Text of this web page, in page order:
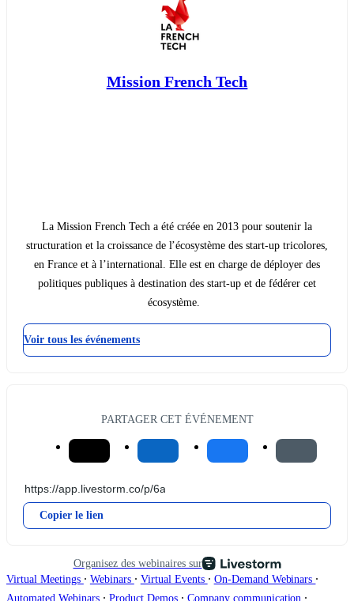
Mission French Tech
La Mission French Tech a été créée en 2013 pour soutenir la
structuration et la croissance de l’écosystème des start-up tricolores,
en France et à l’international. Elle est en charge de déployer des
politiques publiques à destination des start-up et de fédérer cet
écosystème.
Voir tous les événements
PARTAGER CET ÉVÉNEMENT
Copier le lien
Organisez des webinaires sur
Virtual Meetings ∙ Webinars ∙ Virtual Events ∙ On-Demand Webinars ∙
Automated Webinars ∙ Product Demos ∙ Company communication ∙